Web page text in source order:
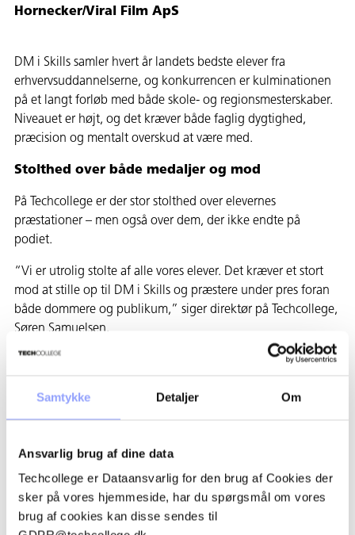
Samtykke Detaljer Om
Ansvarlig brug af dine data
Techcollege er Dataansvarlig for den brug af Cookies der
sker på vores hjemmeside, har du spørgsmål om vores
brug af cookies kan disse sendes til
Hornecker/Viral Film ApS
DM i Skills samler hvert år landets bedste elever fra
erhvervsuddannelserne, og konkurrencen er kulminationen
på et langt forløb med både skole- og regionsmesterskaber.
Niveauet er højt, og det kræver både faglig dygtighed,
præcision og mentalt overskud at være med.
Stolthed over både medaljer og mod
På Techcollege er der stor stolthed over elevernes
præstationer – men også over dem, der ikke endte på
podiet.
“Vi er utrolig stolte af alle vores elever. Det kræver et stort
mod at stille op til DM i Skills og præstere under pres foran
både dommere og publikum,” siger direktør på Techcollege,
Søren Samuelsen.
“Medaljerne er selvfølgelig en fantastisk anerkendelse af
alle deltagere har repræsenteret deres fag og Techcollege
med engagement og stolthed.”
Bred faglig repræsentation fra Techcollege
De 22 deltagere fra Techcollege har konkurreret i en bred
vifte af fag – herunder frisør, kok, tjener, bager,
automatiktekniker, mediegrafiker, hotelreceptionist og